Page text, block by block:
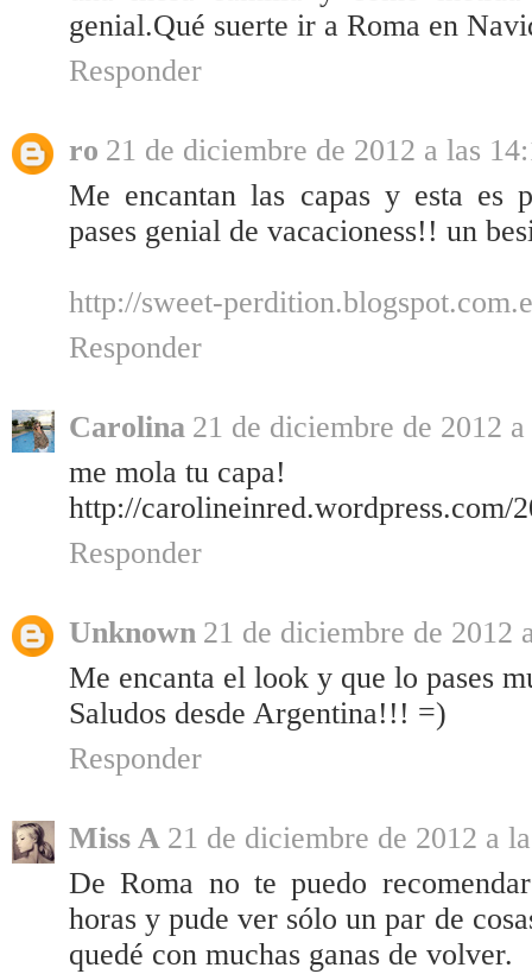
genial.Qué suerte ir a Roma en
Responder
ro 21 de diciembre de 2012 a las
Me encantan las capas y esta es
pases genial de vacacioness!! un
http://sweet-
Responder
Carolina 21 de diciembre de 2012
me mola tu capa!
http://carolineinred.wordpress.com/
Responder
Unknown 21 de diciembre de 2012
Me encanta el look y que lo pases
Saludos desde Argentina!!! =)
Responder
Miss A 21 de diciembre de 2012 a
De Roma no te puedo
horas y pude ver sólo un par de
quedé con muchas ganas de volver.